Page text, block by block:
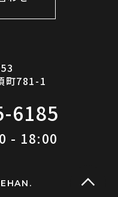
町781-1
6185
- 18:00